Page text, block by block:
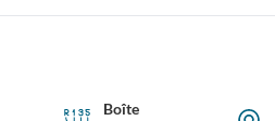
Boîte